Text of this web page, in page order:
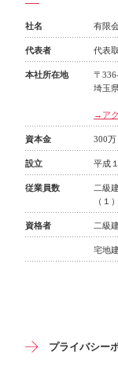
社名 有限
代表者 代表
本社所在地
〒
埼玉
→ア
資本金 300万
設立 平成
従業員数
二級
（１
資格者 二級
宅地
プライバシー